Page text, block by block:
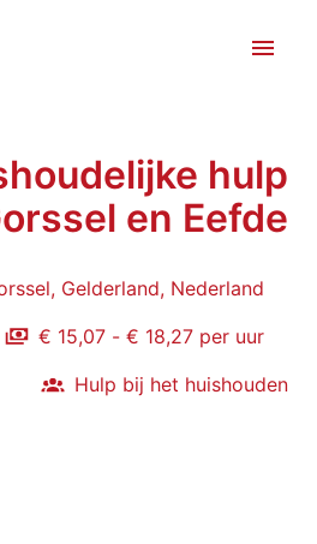
hulp
en Eefde
, Gelderland, Nederland
€ 15,07 - € 18,27 per uur
Hulp bij het huishouden